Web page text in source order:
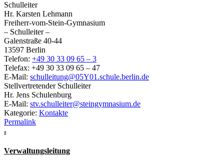
Schulleiter
Hr. Karsten Lehmann
Freiherr-vom-Stein-Gymnasium
– Schulleiter –
Galenstraße 40-44
13597 Berlin
Telefon: +49 30 33 09 65 – 3
Telefax: +49 30 33 09 65 – 47
E-Mail: schulleitung@05Y01.schule.berlin.de
Stellvertretender Schulleiter
Hr. Jens Schulenburg
E-Mail: stv.schulleiter@steingymnasium.de
Kategorie: Kontakte
Permalink
a
Verwaltungsleitung